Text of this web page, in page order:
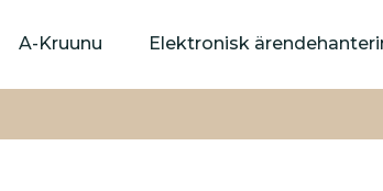
till
A-Kruunu Elektronisk